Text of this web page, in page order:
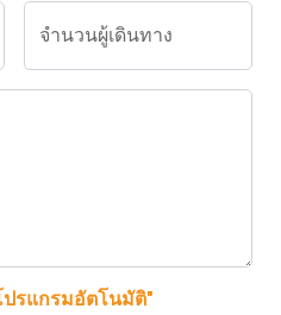
จำนวนผู้เดินทาง
รแกรมอัตโนมัติ"